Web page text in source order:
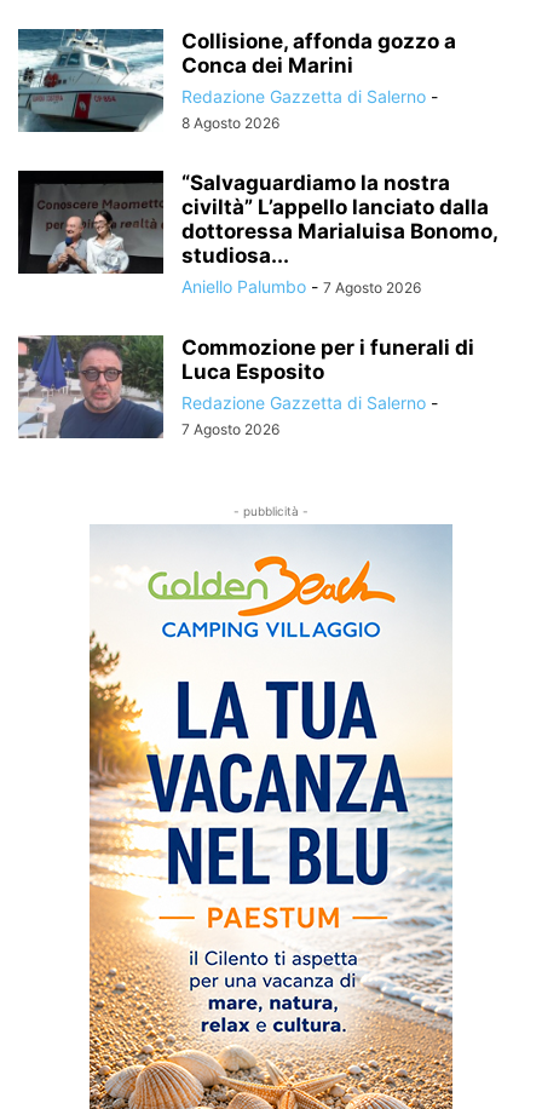
Collisione, affonda gozzo a
Conca dei Marini
Redazione Gazzetta di Salerno -
8 Agosto 2026
“Salvaguardiamo la nostra
civiltà” L’appello lanciato dalla
dottoressa Marialuisa Bonomo,
studiosa...
Aniello Palumbo - 7 Agosto 2026
Commozione per i funerali di
Luca Esposito
Redazione Gazzetta di Salerno -
7 Agosto 2026
- pubblicità -